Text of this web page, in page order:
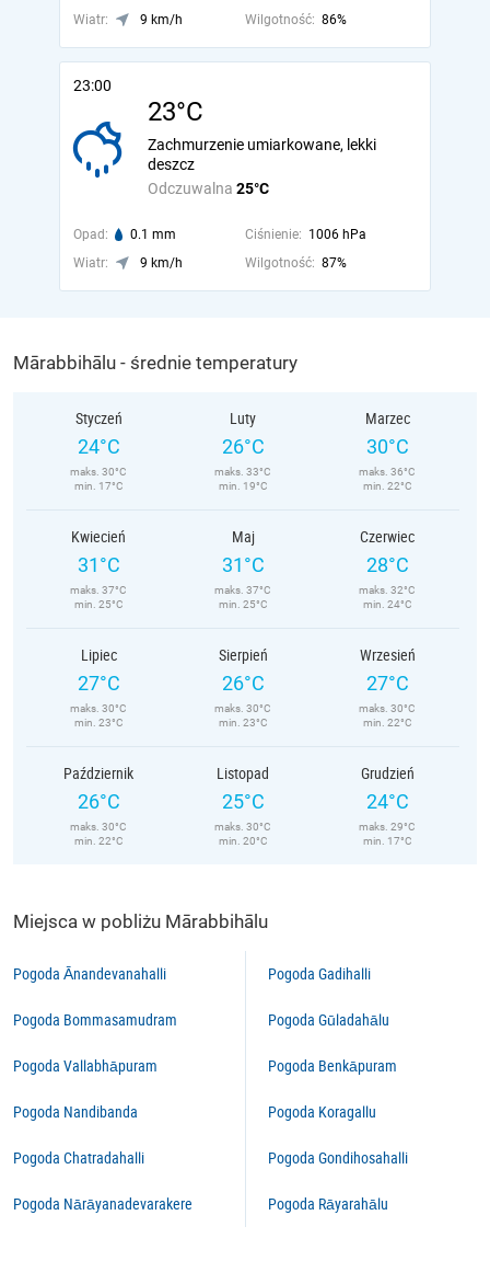
Wiatr: 9 km/h Wilgotność: 86%
23:00
23°C
Odczuwalna 25°C
Zachmurzenie umiarkowane, lekki
deszcz
Opad: 0.1 mm Ciśnienie: 1006 hPa
Wiatr:
9 km/h Wilgotność: 87%
Mārabbihālu - średnie temperatury
Styczeń
24°C
maks. 30°C
min. 17°C
Luty
26°C
maks. 33°C
min. 19°C
Marzec
30°C
maks. 36°C
min. 22°C
Kwiecień
31°C
maks. 37°C
min. 25°C
Maj
31°C
maks. 37°C
min. 25°C
Czerwiec
28°C
maks. 32°C
min. 24°C
Lipiec
27°C
maks. 30°C
min. 23°C
Sierpień
26°C
maks. 30°C
min. 23°C
Wrzesień
27°C
maks. 30°C
min. 22°C
Październik
26°C
maks. 30°C
min. 22°C
Listopad
25°C
maks. 30°C
min. 20°C
Grudzień
24°C
maks. 29°C
min. 17°C
Miejsca w pobliżu Mārabbihālu
Pogoda Ānandevanahalli
Pogoda Bommasamudram
Pogoda Vallabhāpuram
Pogoda Nandibanda
Pogoda Chatradahalli
Pogoda Nārāyanadevarakere
Pogoda Gadihalli
Pogoda Gūladahālu
Pogoda Benkāpuram
Pogoda Koragallu
Pogoda Gondihosahalli
Pogoda Rāyarahālu